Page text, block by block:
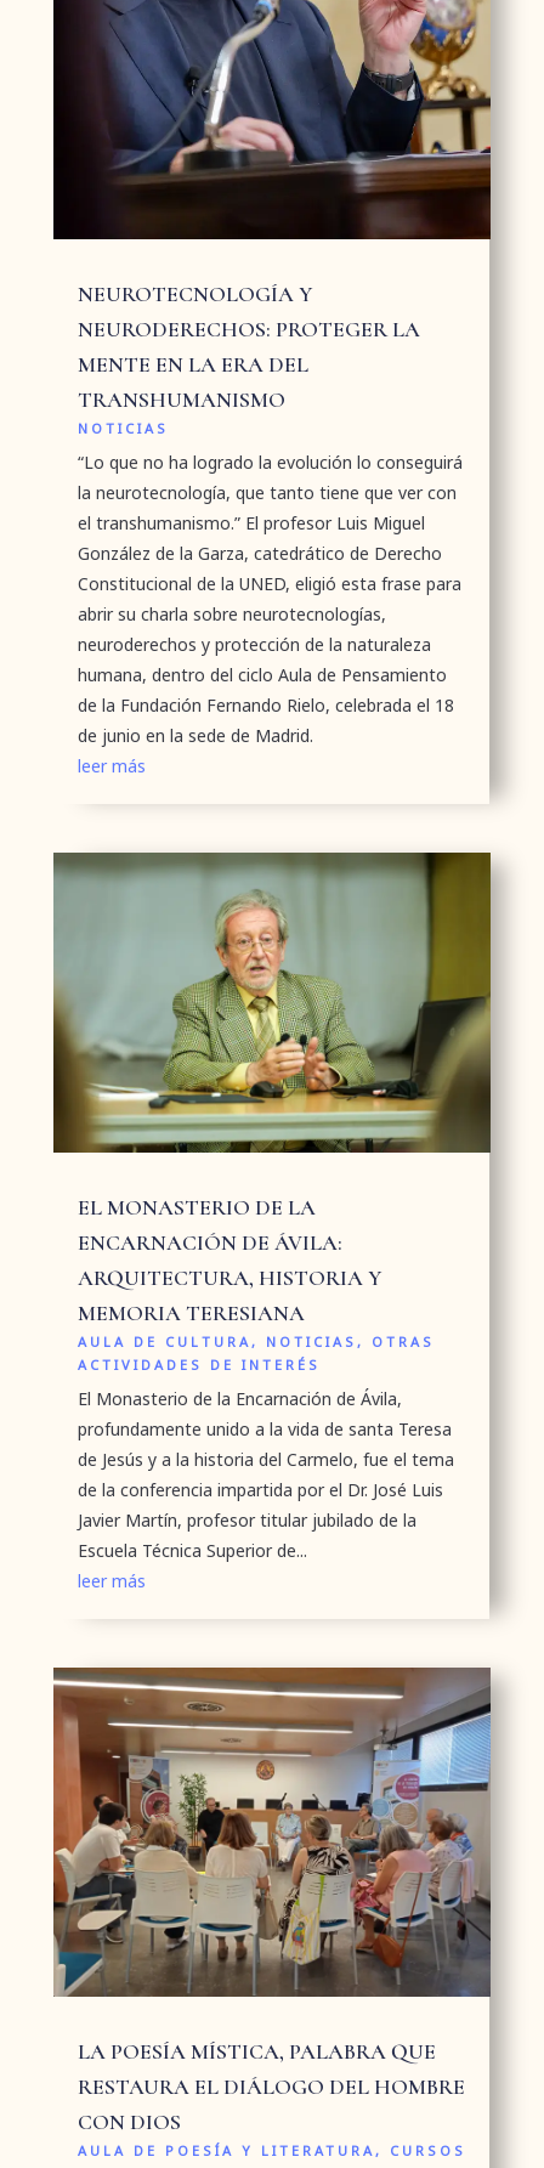
NEUROTECNOLOGÍA Y
NEURODERECHOS: PROTEGER LA
MENTE EN LA ERA DEL
TRANSHUMANISMO
NOTICIAS
“Lo que no ha logrado la evolución lo conseguirá
la neurotecnología, que tanto tiene que ver con
el transhumanismo.” El profesor Luis Miguel
González de la Garza, catedrático de Derecho
Constitucional de la UNED, eligió esta frase para
abrir su charla sobre neurotecnologías,
neuroderechos y protección de la naturaleza
humana, dentro del ciclo Aula de Pensamiento
de la Fundación Fernando Rielo, celebrada el 18
de junio en la sede de Madrid.
leer más
EL MONASTERIO DE LA
ENCARNACIÓN DE ÁVILA:
ARQUITECTURA, HISTORIA Y
MEMORIA TERESIANA
AULA DE CULTURA, NOTICIAS, OTRAS
ACTIVIDADES DE INTERÉS
El Monasterio de la Encarnación de Ávila,
profundamente unido a la vida de santa Teresa
de Jesús y a la historia del Carmelo, fue el tema
de la conferencia impartida por el Dr. José Luis
Javier Martín, profesor titular jubilado de la
Escuela Técnica Superior de...
leer más
LA POESÍA MÍSTICA, PALABRA QUE
RESTAURA EL DIÁLOGO DEL HOMBRE
CON DIOS
AULA DE POESÍA Y LITERATURA, CURSOS